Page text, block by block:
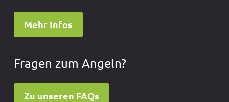
Mehr Infos
Fragen zum Angeln?
Zu unseren FAQs